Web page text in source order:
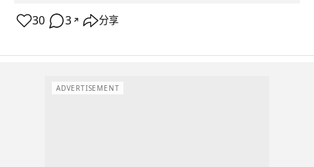
30 3 ↗ 分享
ADVERTISEMENT